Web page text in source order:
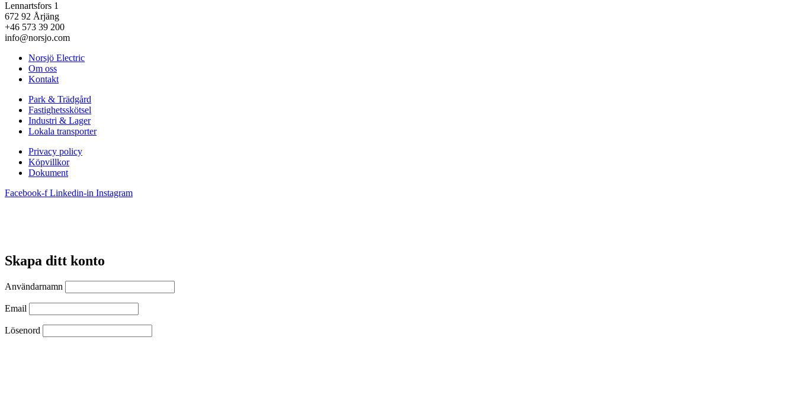
Lennartsfors 1
672 92 Årjäng
+46 573 39 200
info@norsjo.com
Norsjö Electric
Om oss
Kontakt
Park & Trädgård
Fastighetsskötsel
Industri & Lager
Lokala transporter
Privacy policy
Köpvillkor
Dokument
Facebook-f Linkedin-in Instagram
Skapa ditt konto
Användarnamn
Email
Lösenord